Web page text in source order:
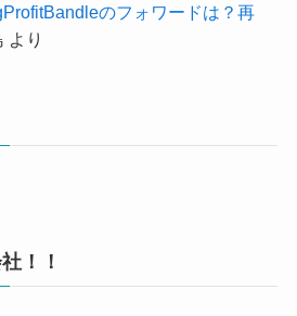
のフォワードは？再
より
！！